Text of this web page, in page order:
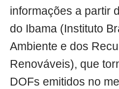
informações a partir
do Ibama (Instituto
Ambiente e dos
Renováveis), que
DOFs emitidos no